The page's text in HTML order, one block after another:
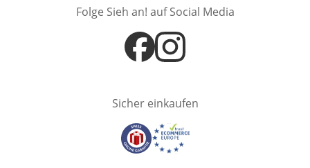
Folge Sieh an! auf Social Media
Öffnet in neuem Fenster
Öffnet in neuem Fenster
Sicher einkaufen
Öffnet in neuem Fenster
Öffnet in neuem Fenster